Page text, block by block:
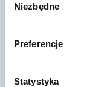
zgody
Niezbędne
Preferencje
Statystyka
Twitter